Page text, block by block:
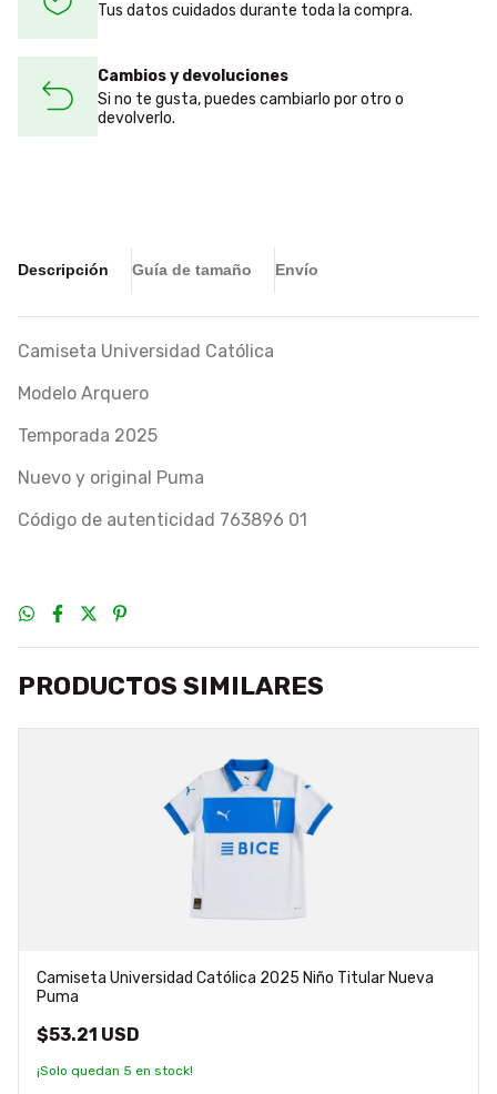
Tus datos cuidados durante toda la compra.
Cambios y devoluciones
Si no te gusta, puedes cambiarlo por otro o
devolverlo.
Descripción Guía de tamaño Envío
Camiseta Universidad Católica
Modelo Arquero
Temporada 2025
Nuevo y original Puma
Código de autenticidad 763896 01
PRODUCTOS SIMILARES
Camiseta Universidad Católica 2025 Niño Titular Nueva
Puma
$53.21 USD
¡Solo quedan 5 en stock!